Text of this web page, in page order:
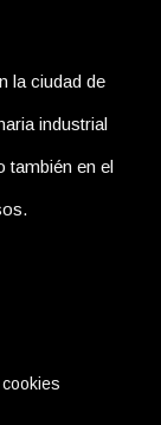
la ciudad de
industrial
también en el